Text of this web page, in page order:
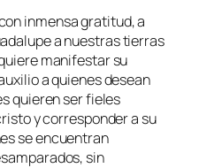
inmensa gratitud, a
a nuestras tierras
manifestar su
a quienes desean
quieren ser fieles
y corresponder a su
se encuentran
sin